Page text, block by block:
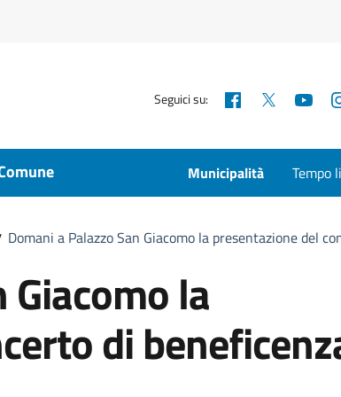
Seguici su: Facebook
Municipalità Tempo
Domani a Palazzo San Giacomo la presentazione del
Giacomo la
di